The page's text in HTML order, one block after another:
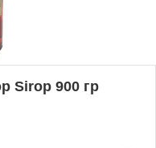
Sirop 900 гр